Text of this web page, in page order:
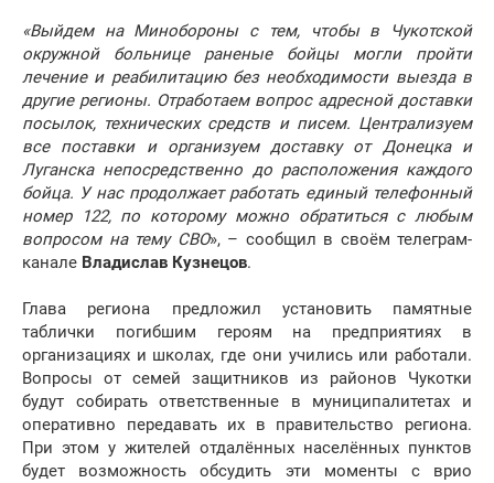
«Выйдем на Минобороны с тем, чтобы в Чукотской
окружной больнице раненые бойцы могли пройти
лечение и реабилитацию без необходимости выезда в
другие регионы. Отработаем вопрос адресной доставки
посылок, технических средств и писем. Централизуем
все поставки и организуем доставку от Донецка и
Луганска непосредственно до расположения каждого
бойца. У нас продолжает работать единый телефонный
номер 122, по которому можно обратиться с любым
вопросом на тему СВО», – сообщил в своём телеграм-
канале Владислав Кузнецов.
Глава региона предложил установить памятные
таблички погибшим героям на предприятиях в
организациях и школах, где они учились или работали.
Вопросы от семей защитников из районов Чукотки
будут собирать ответственные в муниципалитетах и
оперативно передавать их в правительство региона.
При этом у жителей отдалённых населённых пунктов
будет возможность обсудить эти моменты с врио